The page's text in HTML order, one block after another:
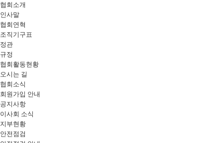
협회소개
인사말
협회연혁
조직기구표
정관
규정
협회활동현황
오시는 길
협회소식
회원가입 안내
공지사항
이사회 소식
지부현황
안전점검